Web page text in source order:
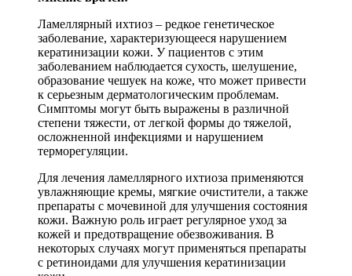
Ламеллярный ихтиоз – редкое генетическое
заболевание, характеризующееся нарушением
кератинизации кожи. У пациентов с этим
заболеванием наблюдается сухость, шелушение,
образование чешуек на коже, что может привести
к серьезным дерматологическим проблемам.
Симптомы могут быть выражены в различной
степени тяжести, от легкой формы до тяжелой,
осложненной инфекциями и нарушением
терморегуляции.
Для лечения ламеллярного ихтиоза применяются
увлажняющие кремы, мягкие очистители, а также
препараты с мочевиной для улучшения состояния
кожи. Важную роль играет регулярное уход за
кожей и предотвращение обезвоживания. В
некоторых случаях могут применяться препараты
с ретиноидами для улучшения кератинизации